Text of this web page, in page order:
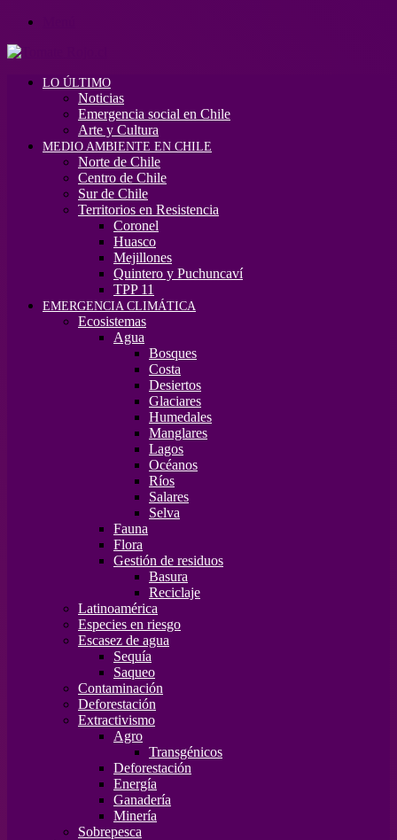
LO ÚLTIMO
Noticias
Emergencia social en Chile
Arte y Cultura
MEDIO AMBIENTE EN CHILE
Norte de Chile
Centro de Chile
Sur de Chile
Territorios en Resistencia
Coronel
Huasco
Mejillones
Quintero y Puchuncaví
TPP 11
EMERGENCIA CLIMÁTICA
Ecosistemas
Agua
Bosques
Costa
Desiertos
Glaciares
Humedales
Manglares
Lagos
Océanos
Ríos
Salares
Selva
Fauna
Flora
Gestión de residuos
Basura
Reciclaje
Latinoamérica
Especies en riesgo
Escasez de agua
Sequía
Saqueo
Contaminación
Deforestación
Extractivismo
Agro
Transgénicos
Deforestación
Energía
Ganadería
Minería
Sobrepesca